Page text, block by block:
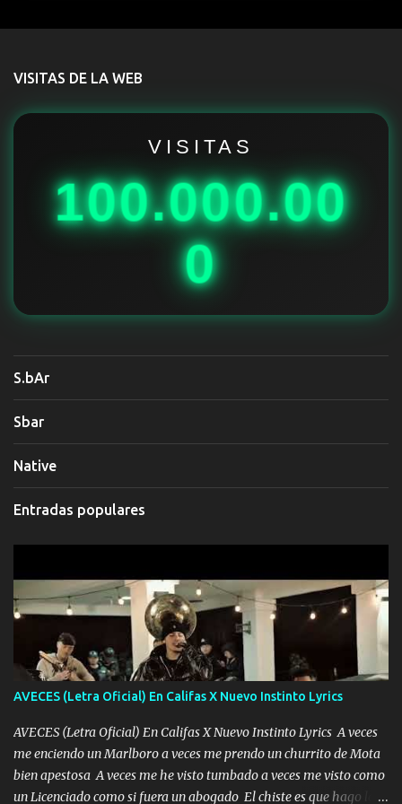
t
r
VISITAS DE LA WEB
VISITAS
100.000.00
0
S.bAr
Sbar
Native
Entradas populares
AVECES (Letra Oficial) En Califas X Nuevo Instinto Lyrics
AVECES (Letra Oficial) En Califas X Nuevo Instinto Lyrics A veces
me enciendo un Marlboro a veces me prendo un churrito de Mota
bien apestosa A veces me he visto tumbado a veces me visto como
un Licenciado como si fuera un abogado El chiste es que hago lo